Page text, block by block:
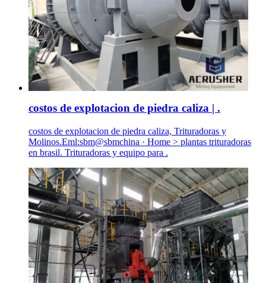
costos de explotacion de piedra caliza | .
costos de explotacion de piedra caliza, Trituradoras y
Molinos.Eml:sbm@sbmchina · Home > plantas trituradoras
en brasil. Trituradoras y equipo para .